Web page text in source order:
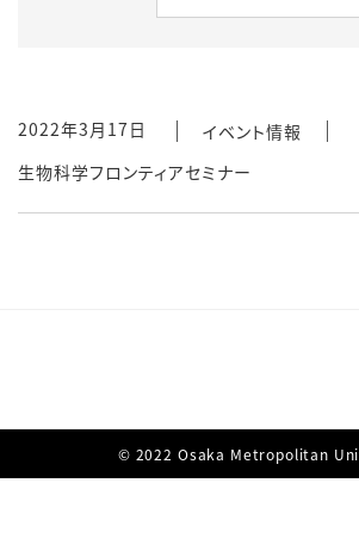
2022年3月17日
イベント情報
生物科学フロンティアセミナー
© 2022 Osaka Metropolitan